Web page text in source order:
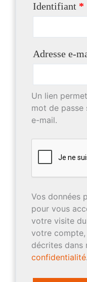
Identifiant *
Adresse e-
Un lien
mot de passe
e-mail.
Vos données
pour vous
votre visite du
votre compte,
décrites dans
confidentialité.